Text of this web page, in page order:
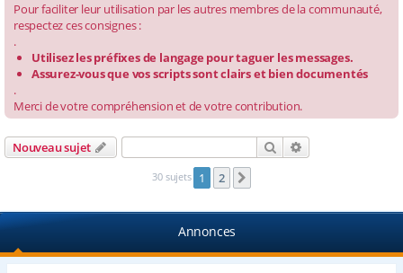
Pour faciliter leur utilisation par les autres membres de la communauté,
respectez ces consignes :
.
Utilisez les préfixes de langage pour taguer les messages.
Assurez-vous que vos scripts sont clairs et bien documentés
.
Merci de votre compréhension et de votre contribution.
Nouveau sujet Rechercher
30 sujets 1 2
Annonces